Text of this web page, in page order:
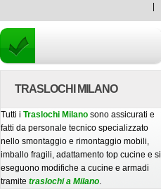
TRASLOCHI MILANO
Tutti iTraslochi Milano sono assicurati e
fatti da personale tecnico specializzato
nello smontaggio e rimontaggio mobili,
imballo fragili, adattamento top cucine e si
eseguono modifiche a cucine e armadi
tramitetraslochi a Milano.